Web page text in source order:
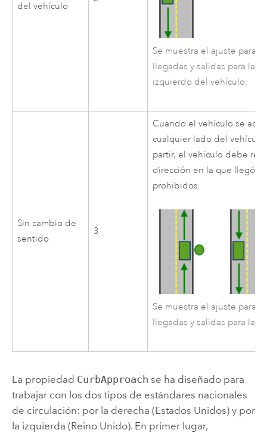
del vehículo
Se muestra el ajuste para
llegadas y salidas para la
izquierdo del vehículo.
Sin cambio de
sentido
3
Cuando el vehículo se
cualquier lado del
partir, el vehículo debe
dirección en la que llegó.
prohibidos.
Se muestra el ajuste para
llegadas y salidas para la
La propiedad CurbApproach se ha diseñado para
trabajar con los dos tipos de estándares nacionales
de circulación: por la derecha (Estados Unidos) y por
la izquierda (Reino Unido). En primer lugar,